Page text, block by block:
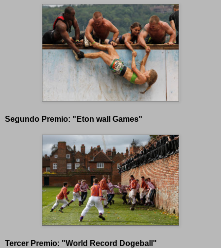
Segundo Premio: "Eton wall Games"
Tercer Premio: "World Record Dogeball"